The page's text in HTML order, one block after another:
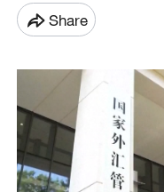
Share